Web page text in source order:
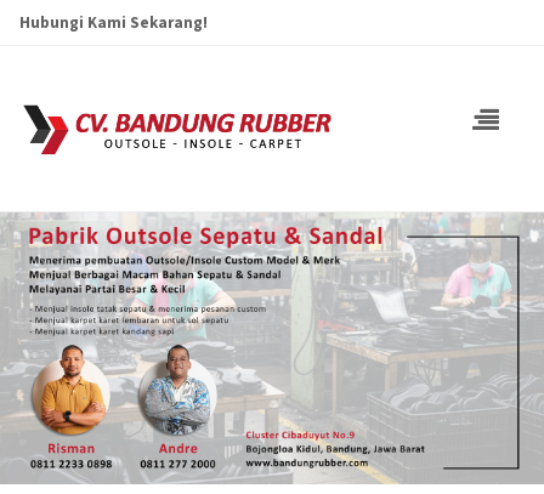
Hubungi Kami Sekarang!